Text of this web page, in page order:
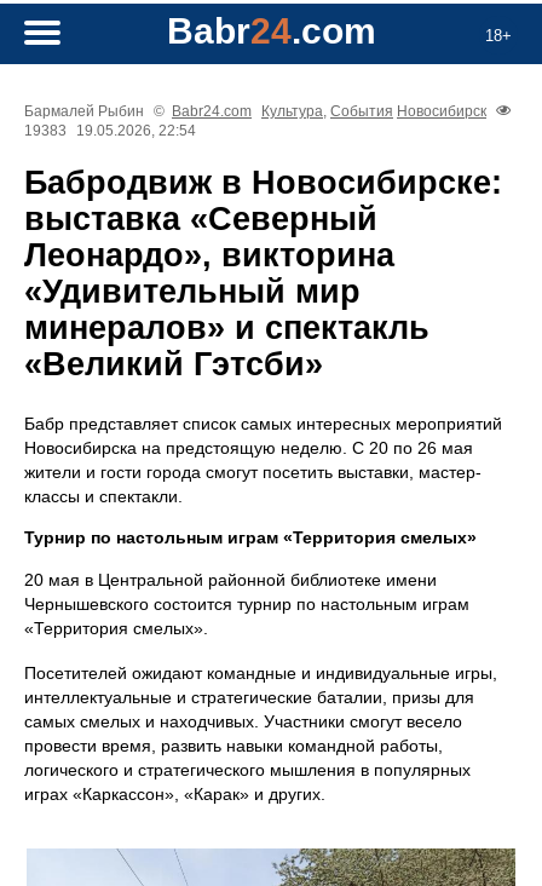
18+
Babr24.com
Бармалей Рыбин © Babr24.com Культура, События Новосибирск
19383
19.05.2026, 22:54
Бабродвиж в Новосибирске:
выставка «Северный
Леонардо», викторина
«Удивительный мир
минералов» и спектакль
«Великий Гэтсби»
Бабр представляет список самых интересных мероприятий
Новосибирска на предстоящую неделю. С 20 по 26 мая
жители и гости города смогут посетить выставки, мастер-
классы и спектакли.
Турнир по настольным играм «Территория смелых»
20 мая в Центральной районной библиотеке имени
Чернышевского состоится турнир по настольным играм
«Территория смелых».
Посетителей ожидают командные и индивидуальные игры,
интеллектуальные и стратегические баталии, призы для
самых смелых и находчивых. Участники смогут весело
провести время, развить навыки командной работы,
логического и стратегического мышления в популярных
играх «Каркассон», «Карак» и других.